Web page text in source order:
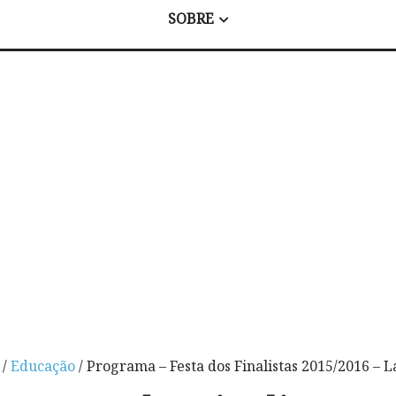
SOBRE
Educação/ Programa – Festa dos Finalistas 2015/2016 –